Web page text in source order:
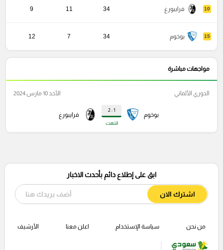
10 فرايبورغ 34
11
9
15 بوخوم 34
7
12
مواجهات مباشرة
بوخوم
1 : 2
انتهت
فرايبورغ
الدوري الألماني الأحد 10 مارس 2024
ابق على إطلاع دائم بأحدث الاخبار
اشترك الان
من نحن سياسة الإستخدام اعلن معنا الأرشيف